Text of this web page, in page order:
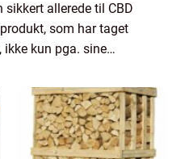
sikkert allerede til CBD
som har taget
ikke kun pga. sine
plante.